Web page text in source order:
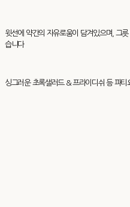
윗선에 약간의 자유로움이 담겨있으며, 그
습니다
싱그러운 초록샐러드 & 프라이디쉬 등 파